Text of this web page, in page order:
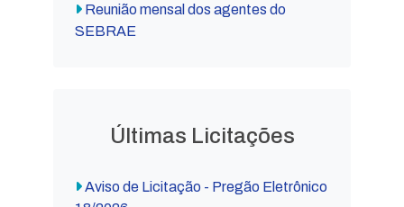
Reunião mensal dos agentes do
SEBRAE
Últimas Licitações
Aviso de Licitação - Pregão Eletrônico